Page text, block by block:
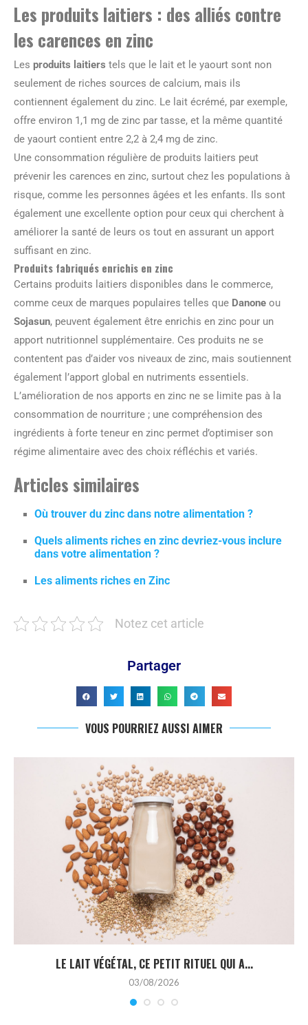
Les produits laitiers : des alliés contre
les carences en zinc
Les produits laitiers tels que le lait et le yaourt sont non
seulement de riches sources de calcium, mais ils
contiennent également du zinc. Le lait écrémé, par exemple,
offre environ 1,1 mg de zinc par tasse, et la même quantité
de yaourt contient entre 2,2 à 2,4 mg de zinc.
Une consommation régulière de produits laitiers peut
prévenir les carences en zinc, surtout chez les populations à
risque, comme les personnes âgées et les enfants. Ils sont
également une excellente option pour ceux qui cherchent à
améliorer la santé de leurs os tout en assurant un apport
suffisant en zinc.
Produits fabriqués enrichis en zinc
Certains produits laitiers disponibles dans le commerce,
comme ceux de marques populaires telles que Danone ou
Sojasun, peuvent également être enrichis en zinc pour un
apport nutritionnel supplémentaire. Ces produits ne se
contentent pas d’aider vos niveaux de zinc, mais soutiennent
également l’apport global en nutriments essentiels.
L’amélioration de nos apports en zinc ne se limite pas à la
consommation de nourriture ; une compréhension des
ingrédients à forte teneur en zinc permet d’optimiser son
régime alimentaire avec des choix réfléchis et variés.
Articles similaires
Où trouver du zinc dans notre alimentation ?
Quels aliments riches en zinc devriez-vous inclure
dans votre alimentation ?
Les aliments riches en Zinc
Notez cet article
Partager
VOUS POURRIEZ AUSSI AIMER
LE LAIT VÉGÉTAL, CE PETIT RITUEL QUI A...
03/08/2026